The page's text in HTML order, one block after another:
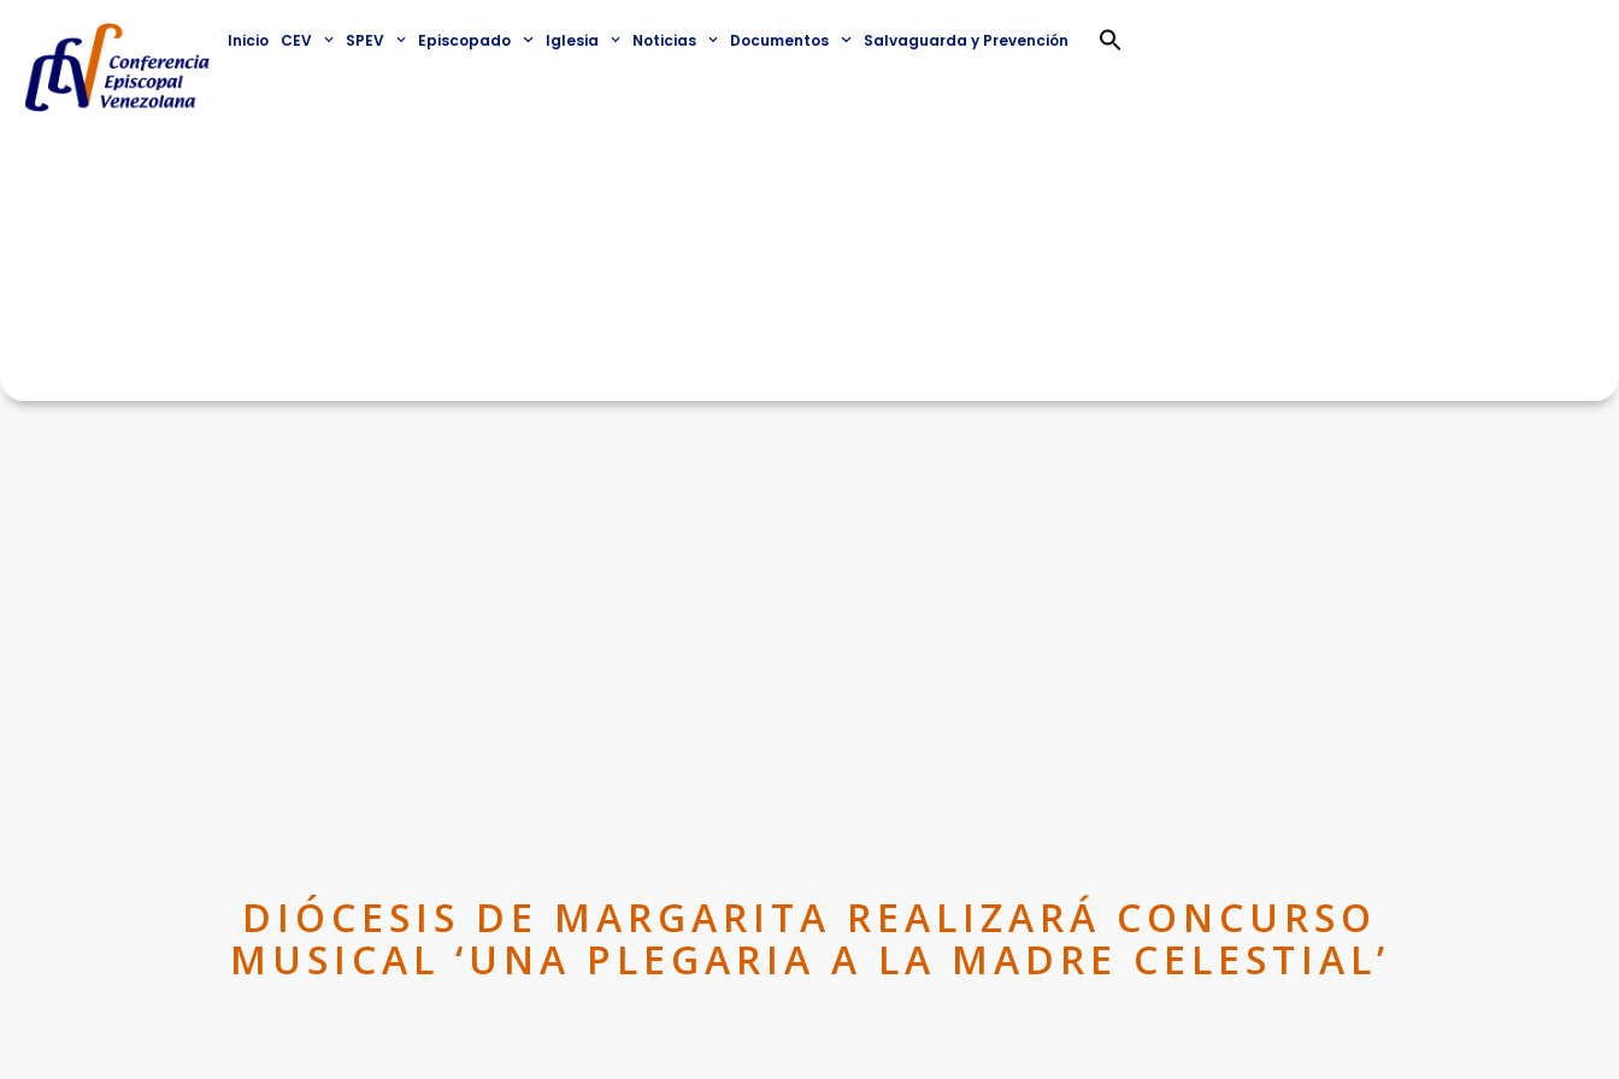
Inicio CEV SPEV Episcopado Iglesia Noticias Documentos Salvaguarda y Prevención
DIÓCESIS DE MARGARITA REALIZARÁ CONCURSO
MUSICAL ‘UNA PLEGARIA A LA MADRE CELESTIAL’